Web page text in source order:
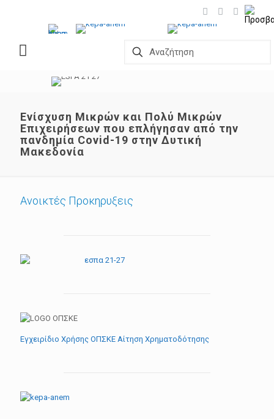
Ενίσχυση Μικρών και Πολύ Μικρών
Επιχειρήσεων που επλήγησαν από την
πανδημία Covid-19 στην Δυτική
Μακεδονία
Ανοικτές Προκηρυξεις
Εγχειρίδιο Χρήσης ΟΠΣΚΕ Αίτηση Χρηματοδότησης